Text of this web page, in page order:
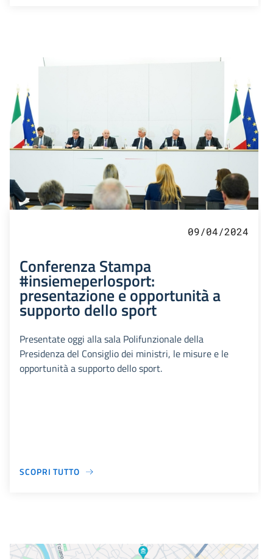
09/04/2024
Conferenza Stampa
#insiemeperlosport:
presentazione e opportunità a
supporto dello sport
Presentate oggi alla sala Polifunzionale della
Presidenza del Consiglio dei ministri, le misure e le
opportunità a supporto dello sport.
SCOPRI TUTTO